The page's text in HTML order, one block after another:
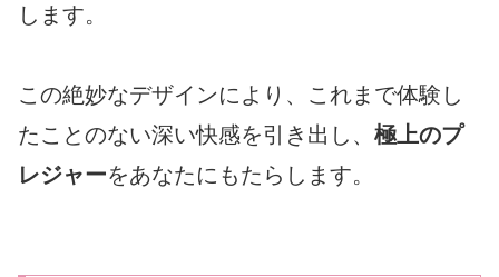
します。
この絶妙なデザインにより、これまで体験し
たことのない深い快感を引き出し、 極上のプ
レジャーをあなたにもたらします。